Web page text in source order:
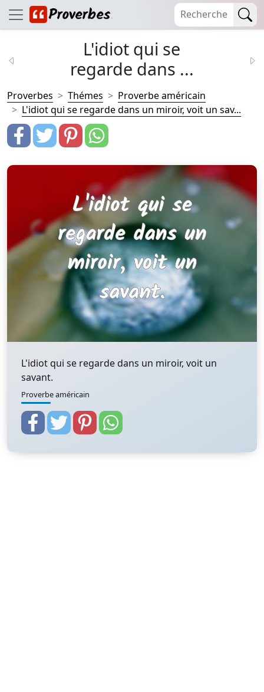
L'idiot qui se
regarde dans ...
Proverbes Thémes
Proverbe américain
L'idiot qui se regarde dans un miroir, voit un sav...
L'idiot qui se regarde dans un miroir, voit un
savant.
Proverbe américain